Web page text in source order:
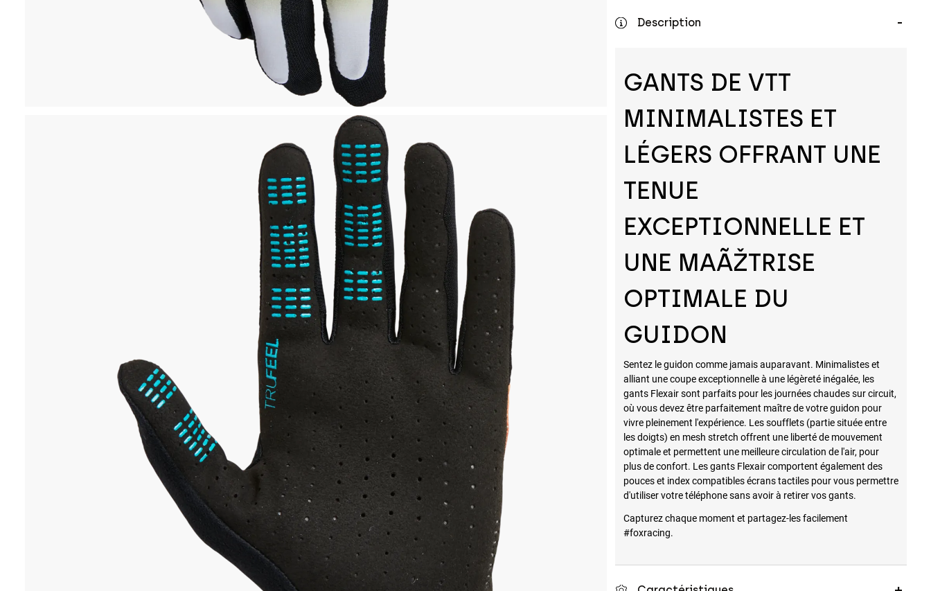
Description
GANTS DE VTT
MINIMALISTES ET
LÉGERS OFFRANT UNE
TENUE
EXCEPTIONNELLE ET
UNE MAÃŽTRISE
OPTIMALE DU
GUIDON
Sentez le guidon comme jamais auparavant. Minimalistes et
alliant une coupe exceptionnelle à une légèreté inégalée, les
gants Flexair sont parfaits pour les journées chaudes sur circuit,
où vous devez être parfaitement maître de votre guidon pour
vivre pleinement l'expérience. Les soufflets (partie située entre
les doigts) en mesh stretch offrent une liberté de mouvement
optimale et permettent une meilleure circulation de l'air, pour
plus de confort. Les gants Flexair comportent également des
pouces et index compatibles écrans tactiles pour vous permettre
d'utiliser votre téléphone sans avoir à retirer vos gants.
Capturez chaque moment et partagez-les facilement
#foxracing.